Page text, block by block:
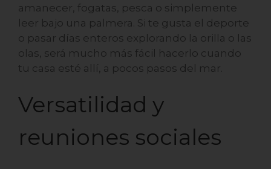
amanecer, fogatas, pesca o simplemente
leer bajo una palmera. Si te gusta el deporte
o pasar días enteros explorando la orilla o las
olas, será mucho más fácil hacerlo cuando
tu casa esté allí, a pocos pasos del mar.
Versatilidad y
reuniones sociales